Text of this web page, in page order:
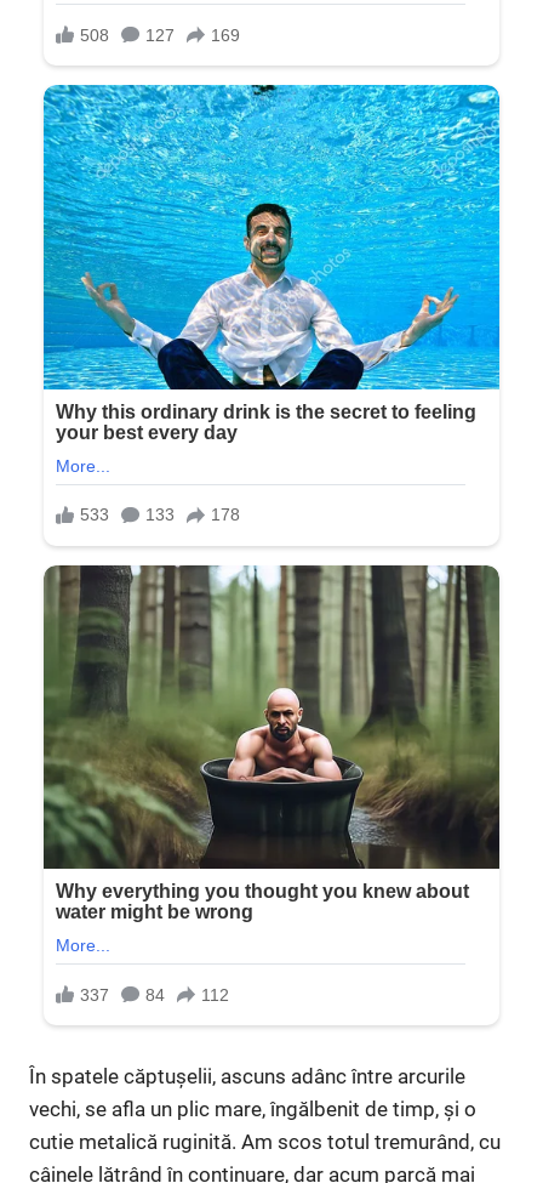
În spatele căptușelii, ascuns adânc între arcurile
vechi, se afla un plic mare, îngălbenit de timp, și o
cutie metalică ruginită. Am scos totul tremurând, cu
câinele lătrând în continuare, dar acum parcă mai